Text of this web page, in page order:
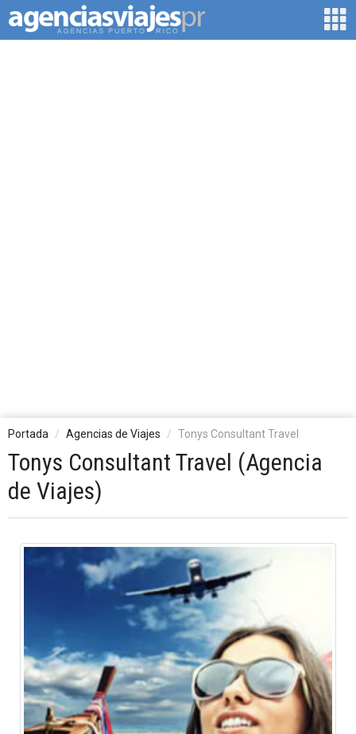
Portada Agencias de Viajes Tonys Consultant Travel
Tonys Consultant Travel (Agencia
de Viajes)